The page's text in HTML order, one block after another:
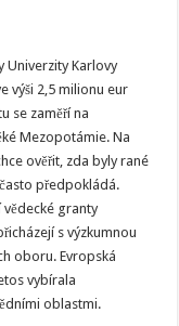
Univerzity Karlovy
výši 2,5 milionu eur
se zaměří na
Mezopotámie. Na
ověřit, zda byly rané
předpokládá.
vědecké granty
s výzkumnou
oboru. Evropská
vybírala
oblastmi.